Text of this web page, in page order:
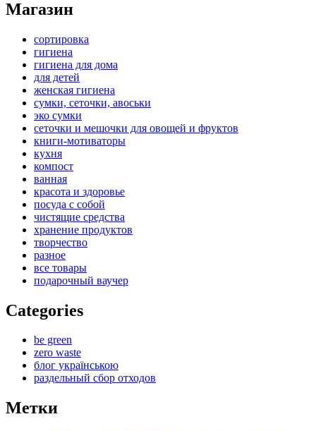
Магазин
сортировка
гигиена
гигиена для дома
для детей
женская гигиена
сумки, сеточки, авоськи
эко сумки
сеточки и мешочки для овощей и фруктов
книги-мотиваторы
кухня
компост
ванная
красота и здоровье
посуда с собой
чистящие средства
хранение продуктов
творчество
разное
все товары
подарочный ваучер
Categories
be green
zero waste
блог українською
раздельный сбор отходов
Метки